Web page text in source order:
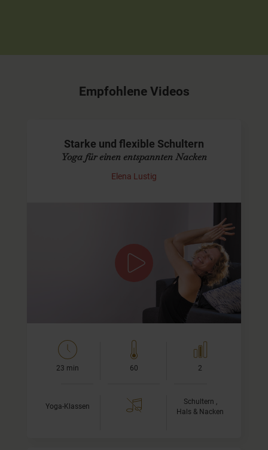
Empfohlene Videos
Starke und flexible Schultern
Yoga für einen entspannten Nacken
Elena Lustig
Weiche und kräftige Schultern
Viele von uns arbeiten am Computer und deshalb kommt
es häufig zu Nackenverspannungen. Aber auch zuviel
Stress legt sich im wahrsten Sinne des Wortes oft auf
23 min 60 2
Yoga-Klassen
Schultern ,
Hals & Nacken